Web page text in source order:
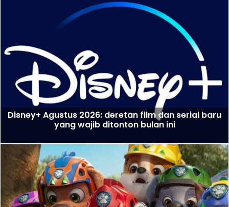
Disney+ Agustus 2026: deretan film dan serial baru
yang wajib ditonton bulan ini